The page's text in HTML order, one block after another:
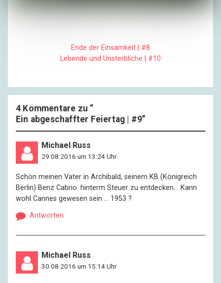
Ende der Einsamkeit | #8
Lebende und Unsterbliche | #10
4 Kommentare zu “
Ein abgeschaffter Feiertag | #9”
Michael Russ
29.08.2016 um 13:24 Uhr
Schön meinen Vater in Archibald, seinem KB (Königreich
Berlin) Benz Cabrio. hinterm Steuer zu entdecken. . Kann
wohl Cannes gewesen sein … 1953 ?
Antworten
Michael Russ
30.08.2016 um 15:14 Uhr